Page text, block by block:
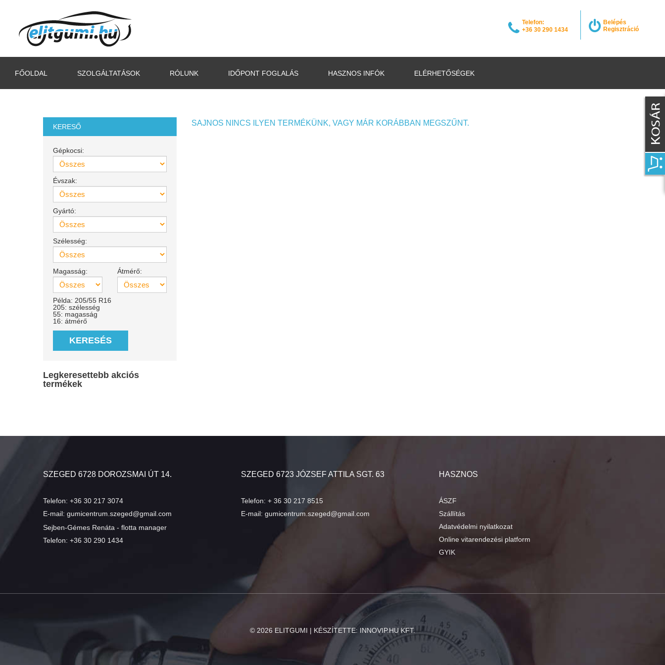
Belépés
Regisztráció
Telefon:
+36 30 290 1434
FŐOLDAL SZOLGÁLTATÁSOK RÓLUNK IDŐPONT FOGLALÁS HASZNOS INFÓK ELÉRHETŐSÉGEK
KERESŐ
Gépkocsi:
Évszak:
Gyártó:
Szélesség:
Magasság: Átmérő:
Példa: 205/55 R16
205: szélesség
55: magasság
16: átmérő
KERESÉS
Legkeresettebb akciós
termékek
SAJNOS NINCS ILYEN TERMÉKÜNK, VAGY MÁR KORÁBBAN MEGSZŰNT.
SZEGED 6728 DOROZSMAI ÚT 14.
Telefon: +36 30 217 3074
E-mail: gumicentrum.szeged@gmail.com
Sejben-Gémes Renáta - flotta manager
Telefon: +36 30 290 1434
SZEGED 6723 JÓZSEF ATTILA SGT. 63
Telefon: + 36 30 217 8515
E-mail: gumicentrum.szeged@gmail.com
HASZNOS
ÁSZF
Szállítás
Adatvédelmi nyilatkozat
Online vitarendezési platform
GYIK
© 2026 ELITGUMI | KÉSZÍTETTE: INNOVIP.HU KFT.